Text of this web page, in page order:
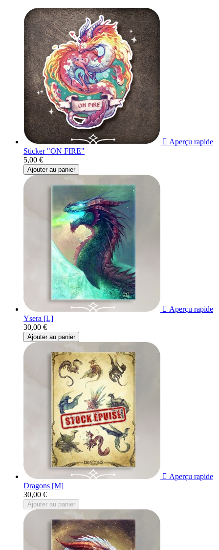
 Aperçu rapide
Sticker "ON FIRE"
5,00 €
Ajouter au panier
 Aperçu rapide
Ysera [L]
30,00 €
Ajouter au panier
 Aperçu rapide
Dragons [M]
30,00 €
Ajouter au panier